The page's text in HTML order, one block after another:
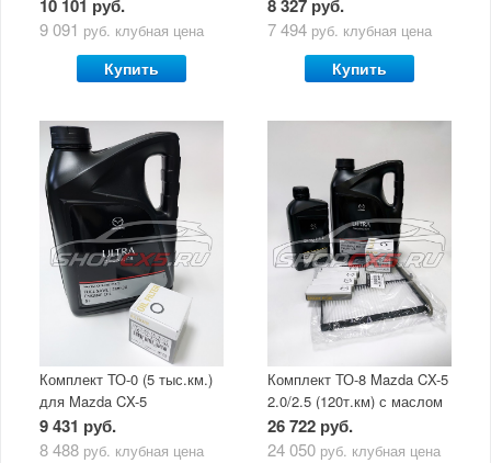
10 101 руб.
9 091 руб. клубная цена
Купить
8 327 руб.
7 494 руб. клубная цена
Купить
Комплект ТО-0 (5 тыс.км.)
для Mazda CX-5
(двигатель 2.0/2.5) с
маслом Mazda Original Oil
9 431 руб.
8 488 руб. клубная цена
Комплект ТО-8 Mazda CX-5
2.0/2.5 (120т.км) с маслом
Mazda Original Oil Ultra
5W30
26 722 руб.
24 050 руб. клубная цена